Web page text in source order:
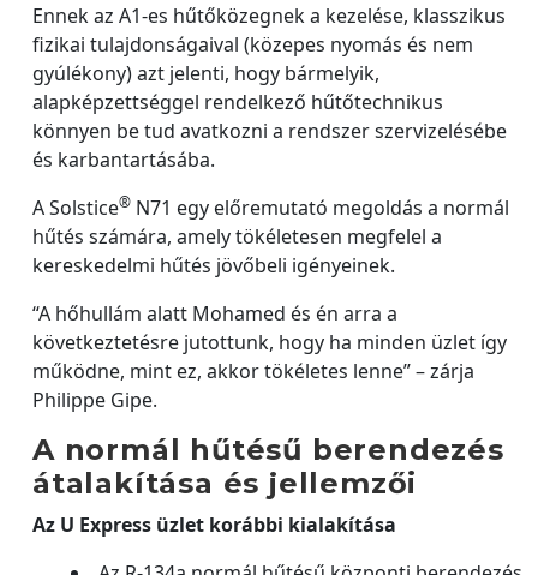
Ennek az A1-es hűtőközegnek a kezelése, klasszikus
fizikai tulajdonságaival (közepes nyomás és nem
gyúlékony) azt jelenti, hogy bármelyik,
alapképzettséggel rendelkező hűtőtechnikus
könnyen be tud avatkozni a rendszer szervizelésébe
és karbantartásába.
A Solstice® N71 egy előremutató megoldás a normál
hűtés számára, amely tökéletesen megfelel a
kereskedelmi hűtés jövőbeli igényeinek.
“A hőhullám alatt Mohamed és én arra a
következtetésre jutottunk, hogy ha minden üzlet így
működne, mint ez, akkor tökéletes lenne” – zárja
Philippe Gipe.
A normál hűtésű berendezés
átalakítása és jellemzői
Az U Express üzlet korábbi kialakítása